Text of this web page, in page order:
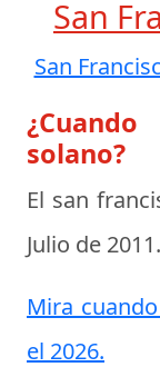
San
San
solano?
El san
Julio de 2011.
Mira
el 2026.